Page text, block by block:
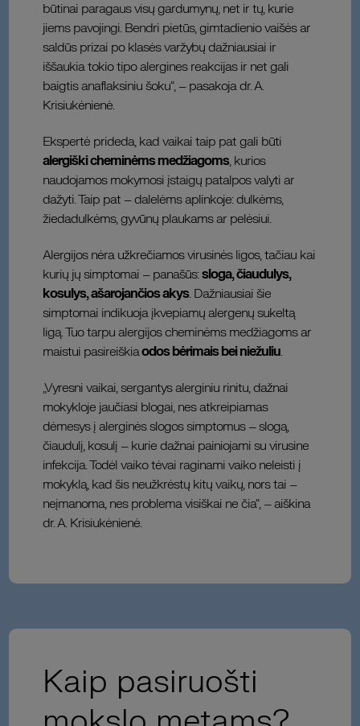
būtinai paragaus visų gardumynų, net ir tų, kurie
jiems pavojingi. Bendri pietūs, gimtadienio vaišės ar
saldūs prizai po klasės varžybų dažniausiai ir
iššaukia tokio tipo alergines reakcijas ir net gali
baigtis anaflaksiniu šoku“, – pasakoja dr. A.
Krisiukėnienė.
Ekspertė prideda, kad vaikai taip pat gali būti
alergiški cheminėms medžiagoms, kurios
naudojamos mokymosi įstaigų patalpos valyti ar
dažyti. Taip pat – dalelėms aplinkoje: dulkėms,
žiedadulkėms, gyvūnų plaukams ar pelėsiui.
Alergijos nėra užkrečiamos virusinės ligos, tačiau kai
kurių jų simptomai – panašūs:sloga, čiaudulys,
kosulys, ašarojančios akys. Dažniausiai šie
simptomai indikuoja įkvepiamų alergenų sukeltą
ligą. Tuo tarpu alergijos cheminėms medžiagoms ar
maistui pasireiškiaodos bėrimais bei niežuliu.
„Vyresni vaikai, sergantys alerginiu rinitu, dažnai
mokykloje jaučiasi blogai, nes atkreipiamas
dėmesys į alerginės slogos simptomus – slogą,
čiaudulį, kosulį – kurie dažnai painiojami su virusine
infekcija. Todėl vaiko tėvai raginami vaiko neleisti į
mokyklą, kad šis neužkrėstų kitų vaikų, nors tai –
neįmanoma, nes problema visiškai ne čia“, – aiškina
dr. A. Krisiukėnienė.
Kaip pasiruošti